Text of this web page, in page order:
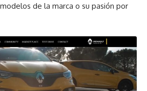
de la marca o su pasión por